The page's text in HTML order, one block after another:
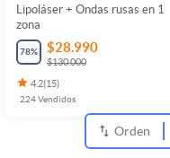
Lipoláser + Ondas rusas en 1
zona
78% $28.990
$130.000
4.2(15)
224Vendidos
Orden